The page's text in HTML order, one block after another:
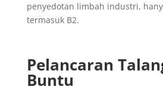
penyedotan limbah industri,
termasuk B2.
Pelancaran
Buntu